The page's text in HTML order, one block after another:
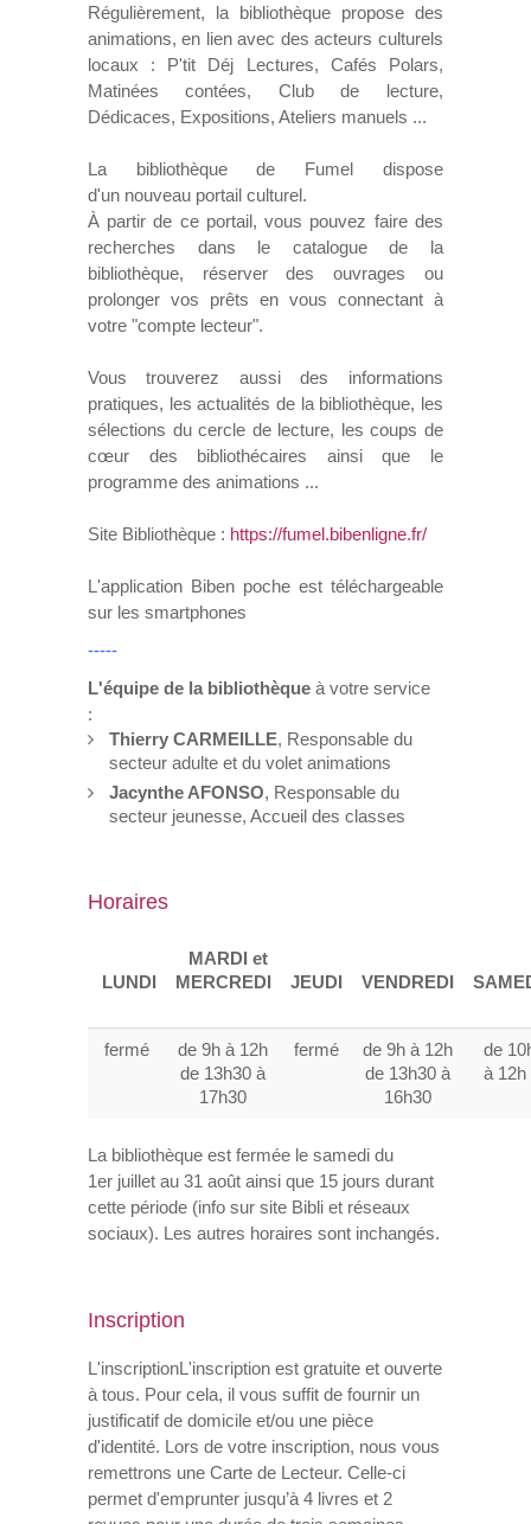
Régulièrement, la bibliothèque propose des
animations, en lien avec des acteurs culturels
locaux : P'tit Déj Lectures, Cafés Polars,
Matinées contées, Club de lecture,
Dédicaces, Expositions, Ateliers manuels ...
La bibliothèque de Fumel dispose
d'un nouveau portail culturel.
À partir de ce portail, vous pouvez faire des
recherches dans le catalogue de la
bibliothèque, réserver des ouvrages ou
prolonger vos prêts en vous connectant à
votre "compte lecteur".
Vous trouverez aussi des informations
pratiques, les actualités de la bibliothèque, les
sélections du cercle de lecture, les coups de
cœur des bibliothécaires ainsi que le
programme des animations ...
Site Bibliothèque : https://fumel.bibenligne.fr/
L'application Biben poche est téléchargeable
sur les smartphones
-----
L'équipe de la bibliothèque à votre service
:
Thierry CARMEILLE, Responsable du
secteur adulte et du volet animations
Jacynthe AFONSO, Responsable du
secteur jeunesse, Accueil des classes
Horaires
LUNDI
MARDI et
MERCREDI
JEUDI VENDREDI
fermé
de 9h à 12h
de 13h30 à
17h30
fermé
de 9h à 12h
de 13h30 à
16h30
de
à 12h
La bibliothèque est fermée le samedi du
1er juillet au 31 août ainsi que 15 jours durant
cette période (info sur site Bibli et réseaux
sociaux). Les autres horaires sont inchangés.
Inscription
L'inscriptionL'inscription est gratuite et ouverte
à tous. Pour cela, il vous suffit de fournir un
justificatif de domicile et/ou une pièce
d'identité. Lors de votre inscription, nous vous
remettrons une Carte de Lecteur. Celle-ci
permet d'emprunter jusqu’à 4 livres et 2